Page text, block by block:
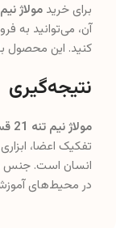
برای خرید مولاژ نیم تنه 21
آن، می‌توانید به
کنید. این محصول
نتیجه‌گیری
مولاژ نیم تنه 21 قسمتی بدن انسان
تفکیک اعضا،
انسان است. جنس
در محیط‌های